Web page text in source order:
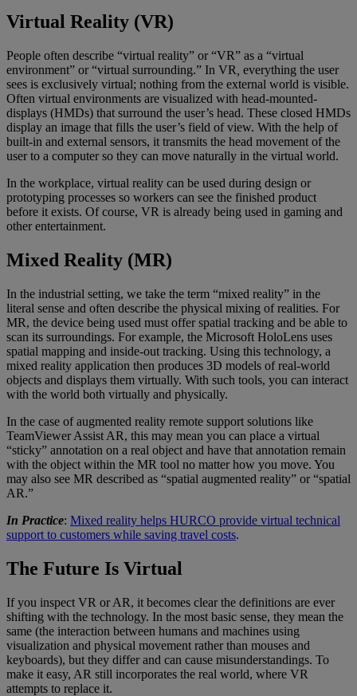
Virtual Reality (VR)
People often describe “virtual reality” or “VR” as a “virtual
environment” or “virtual surrounding.” In VR everything the user
sees is exclusively virtual; nothing from the external world is visible.
Often virtual environments are visualized with head-mounted-
displays (HMDs) that surround the user’s head. These closed HMDs
display an image that fills the user’s field of view. With the help of
built-in and external sensors, it transmits the head movement of the
user to a computer so they can move naturally in the virtual world.
In the workplace, virtual reality can be used during design or
prototyping processes so workers can see the finished product
before it exists. Of course, VR is already being used in gaming and
other entertainment.
Mixed Reality (MR)
In the industrial setting, we take the term “mixed reality” in the
literal sense and often describe the physical mixing of realities. For
MR, the device being used must offer spatial tracking and be able to
scan its surroundings. For example, the Microsoft HoloLens uses
spatial mapping and inside-out tracking. Using this technology, a
mixed reality application then produces 3D models of real-world
objects and displays them virtually. With such tools, you can interact
with the world both virtually and physically.
In the case of augmented reality remote support solutions like
TeamViewer Assist AR, this may mean you can place a virtual
“sticky” annotation on a real object and have that annotation remain
with the object within the MR tool no matter how you move. You
may also see MR described as “spatial augmented reality” or “spatial
AR.”
In Practice: Mixed reality helps HURCO provide virtual technical
support to customers while saving travel costs.
The Future Is Virtual
If you inspect VR or AR, it becomes clear the definitions are ever
shifting with the technology. In the most basic sense, they mean the
same (the interaction between humans and machines using
visualization and physical movement rather than mouses and
keyboards), but they differ and can cause misunderstandings. To
make it easy, AR still incorporates the real world, where VR
attempts to replace it.